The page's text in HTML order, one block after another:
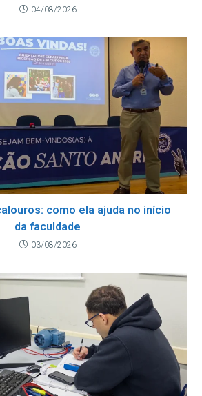
04/08/2026
como ela ajuda no início
da faculdade
03/08/2026